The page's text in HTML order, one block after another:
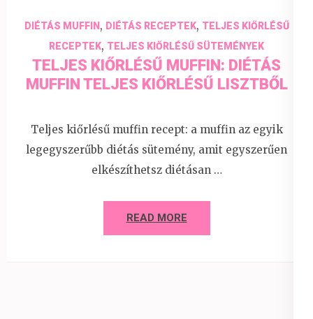
DIÉTÁS MUFFIN, DIÉTÁS RECEPTEK, TELJES KIŐRLÉSŰ
RECEPTEK, TELJES KIŐRLÉSŰ SÜTEMÉNYEK
TELJES KIŐRLÉSŰ MUFFIN: DIÉTÁS
MUFFIN TELJES KIŐRLÉSŰ LISZTBŐL
Teljes kiőrlésű muffin recept: a muffin az egyik
legegyszerűbb diétás sütemény, amit egyszerűen
elkészíthetsz diétásan …
READ MORE